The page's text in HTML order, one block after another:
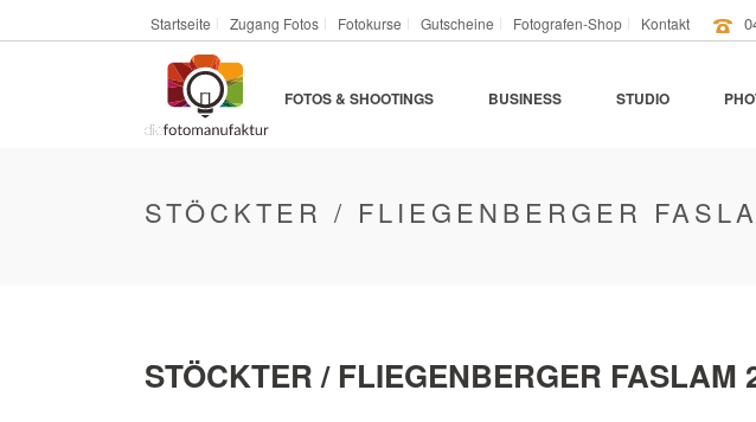
Startseite Zugang Fotos Fotokurse Gutscheine Fotografen-Shop Kontakt
FOTOS & SHOOTINGS BUSINESS STUDIO
STÖCKTER / FLIEGENBERGER
STÖCKTER / FLIEGENBERGER FASLAM